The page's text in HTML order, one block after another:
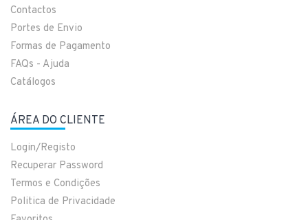
Contactos
Portes de Envio
Formas de Pagamento
FAQs - Ajuda
Catálogos
ÁREA DO CLIENTE
Login/Registo
Recuperar Password
Termos e Condições
Politica de Privacidade